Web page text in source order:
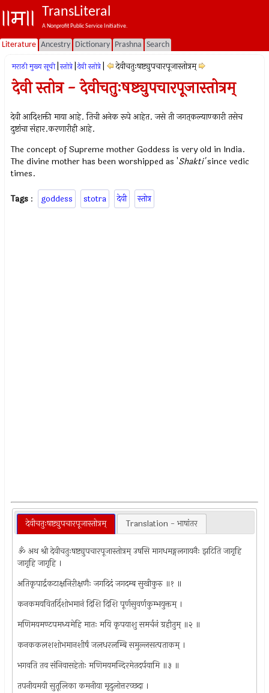
TransLiteral
A Nonprofit Public Service Initiative.
Literature Ancestry Dictionary Prashna Search
मराठी मुख्य सूची स्तोत्रे देवी स्तोत्रे देवीचतुःषष्ट्युपचारपूजास्तोत्रम्
देवी स्तोत्र - देवीचतुःषष्ट्युपचारपूजास्तोत्रम्
देवी आदिशक्ती माया आहे. तिची अनेक रूपे आहेत. जसे ती जगत्‌कल्याण्कारी तसेच
दुष्टांचा संहार.करणारीही आहे.
The concept of Supreme mother Goddess is very old in India.
The divine mother has been worshipped as 'Shakti'since vedic
times.
Tags : goddess stotra देवी स्तोत्र
देवीचतुःषष्ट्युपचारपूजास्तोत्रम् Translation - भाषांतर
ॐ अथ श्री देवीचतुःषष्ट्युपचारपूजास्तोत्रम् उषसि मागधमङ्गलगायनैः झटिति जागृहि
जागृहि जागृहि ।
अतिकृपार्द्रकटाक्षनिऱीक्षणैः जगदिदं जगदम्ब सुखीकुरु ॥१ ॥
कनकमयवितर्दिशोभमानं दिशि दिशि पूर्णसुवर्णकुम्भयुक्तम् ।
मणिमयमण्टपमध्यमेहि मातः मयि कृपयाशु समर्चनं ग्रहीतुम् ॥२ ॥
कनककलशशोभमानशीर्षं जलधरलम्बि समुल्लसत्पताकम् ।
भगवति तव संनिवासहेतोः मणिमयमन्दिरमेतदर्पयामि ॥३ ॥
तपनीयमयी सुतूलिका कमनीया मृदुलोत्तरच्छदा ।